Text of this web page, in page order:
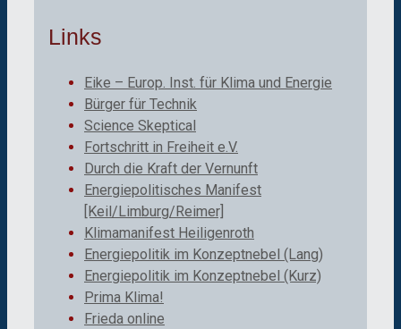
Links
Eike – Europ. Inst. für Klima und Energie
Bürger für Technik
Science Skeptical
Fortschritt in Freiheit e.V.
Durch die Kraft der Vernunft
Energiepolitisches Manifest
[Keil/Limburg/Reimer]
Klimamanifest Heiligenroth
Energiepolitik im Konzeptnebel (Lang)
Energiepolitik im Konzeptnebel (Kurz)
Prima Klima!
Frieda online